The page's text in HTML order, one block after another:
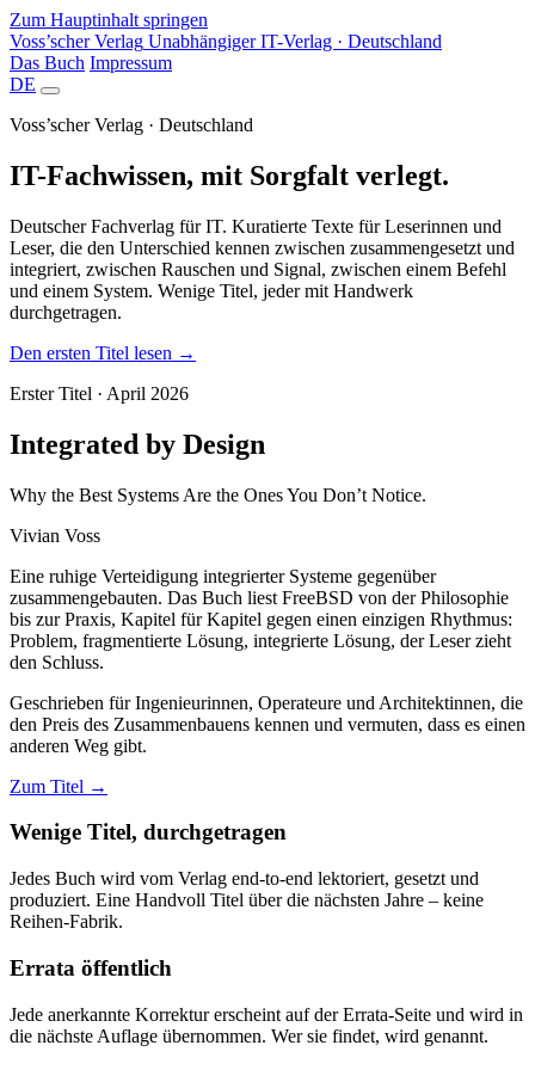
Zum Hauptinhalt springen
Voss’scher Verlag Unabhängiger IT-Verlag · Deutschland
Das Buch Impressum
DE
Voss’scher Verlag · Deutschland
IT-Fachwissen, mit Sorgfalt verlegt.
Deutscher Fachverlag für IT. Kuratierte Texte für Leserinnen und
Leser, die den Unterschied kennen zwischen zusammengesetzt und
integriert, zwischen Rauschen und Signal, zwischen einem Befehl
und einem System. Wenige Titel, jeder mit Handwerk
durchgetragen.
Den ersten Titel lesen →
Erster Titel · April 2026
Integrated by Design
Why the Best Systems Are the Ones You Don’t Notice.
Vivian Voss
Eine ruhige Verteidigung integrierter Systeme gegenüber
zusammengebauten. Das Buch liest FreeBSD von der Philosophie
bis zur Praxis, Kapitel für Kapitel gegen einen einzigen Rhythmus:
Problem, fragmentierte Lösung, integrierte Lösung, der Leser zieht
den Schluss.
Geschrieben für Ingenieurinnen, Operateure und Architektinnen, die
den Preis des Zusammenbauens kennen und vermuten, dass es einen
anderen Weg gibt.
Zum Titel →
Wenige Titel, durchgetragen
Jedes Buch wird vom Verlag end-to-end lektoriert, gesetzt und
produziert. Eine Handvoll Titel über die nächsten Jahre – keine
Reihen-Fabrik.
Errata öffentlich
Jede anerkannte Korrektur erscheint auf der Errata-Seite und wird in
die nächste Auflage übernommen. Wer sie findet, wird genannt.